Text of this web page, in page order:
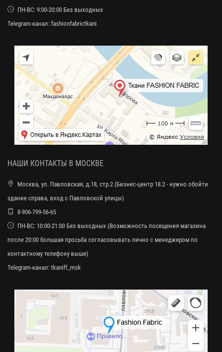
ПН-ВС: 9:00-20:00 Без выходных
Telegram-канал: fashionfabrictkani
НАШИ КОНТАКТЫ В МОСКВЕ
Москва, ул. Павловская, д.18, стр.2 (Бизнес-центр 18.2 - нужно обойти
здание справа, вход с Павловской улицы)
8-906-799-56-65
ПН-ВС: 10:00-21:00 Без выходных (Возможность посещения магазина
после 20:00 большая просьба согласовывать лично с менеджером по
контактному телефону выше)
Telegram-канал: tkaniff_msk